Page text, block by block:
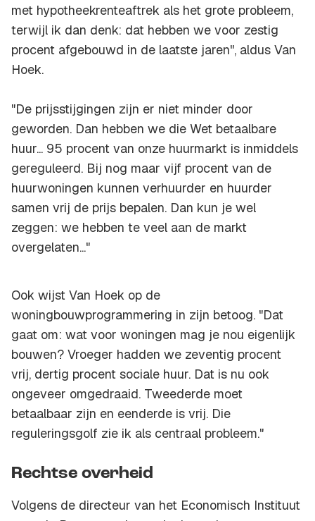
met hypotheekrenteaftrek als het grote probleem,
terwijl ik dan denk: dat hebben we voor zestig
procent afgebouwd in de laatste jaren", aldus Van
Hoek.
"De prijsstijgingen zijn er niet minder door
geworden. Dan hebben we die Wet betaalbare
huur... 95 procent van onze huurmarkt is inmiddels
gereguleerd. Bij nog maar vijf procent van de
huurwoningen kunnen verhuurder en huurder
samen vrij de prijs bepalen. Dan kun je wel
zeggen: we hebben te veel aan de markt
overgelaten..."
Ook wijst Van Hoek op de
woningbouwprogrammering in zijn betoog. "Dat
gaat om: wat voor woningen mag je nou eigenlijk
bouwen? Vroeger hadden we zeventig procent
vrij, dertig procent sociale huur. Dat is nu ook
ongeveer omgedraaid. Tweederde moet
betaalbaar zijn en eenderde is vrij. Die
reguleringsgolf zie ik als centraal probleem."
Rechtse overheid
Volgens de directeur van het Economisch Instituut